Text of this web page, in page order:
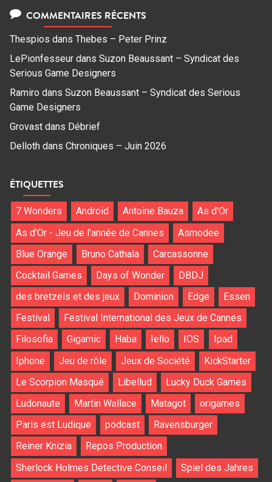
COMMENTAIRES RÉCENTS
Thespios dans Thebes – Peter Prinz
LePionfesseur dans Suzon Beaussant – Syndicat des
Serious Game Designers
Ramiro dans Suzon Beaussant – Syndicat des Serious
Game Designers
Grovast dans Débrief
Delloth dans Chroniques – Juin 2026
ÉTIQUETTES
7 Wonders Android Antoine Bauza
As d'Or
As d'Or - Jeu de l'année de Cannes
Asmodee
Blue Orange
Bruno Cathala
Carcassonne
Cocktail Games
Days of Wonder
DBDJ
des bretzels et des jeux
Dominion Edge
Essen
Festival
Festival International des Jeux de Cannes
Filosofia
Gigamic Haba Iello IOS
Ipad
Iphone
Jeu de rôle Jeux de Société
KickStarter
Le Scorpion Masqué
Libellud
Lucky Duck Games
Ludonaute
Martin Wallace Matagot
origames
Paris est Ludique
podcast
Ravensburger
Reiner Knizia
Repos Production
Sherlock Holmes Detective Conseil
Spiel des Jahres